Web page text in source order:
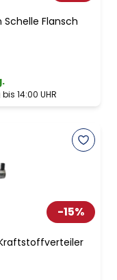
Schelle Flansch
14:00 UHR
-15%